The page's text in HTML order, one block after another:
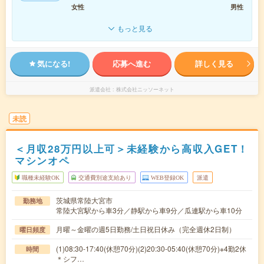
女性
男性
もっと見る
気になる! 応募へ進む 詳しく見る
派遣会社 株式会社ニッソーネット
未読
＜月収28万円以上可＞未経験から高収入GET！
マシンオペ
職種未経験OK 交通費別途支給あり WEB登録OK 派遣
勤務地
茨城県常陸大宮市
常陸大宮駅から車3分／静駅から車9分／瓜連駅から車10分
曜日頻度 月曜～金曜の週5日勤務/土日祝日休み（完全週休2日制）
時間
(1)08:30-17:40(休憩70分)(2)20:30-05:40(休憩70分)※4勤2休
＊シフ…